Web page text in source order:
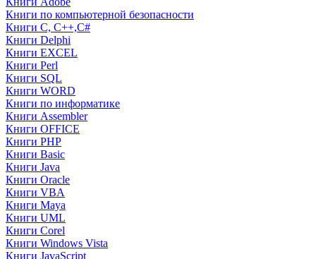
Книги по компьютерной безопасности
Книги C, C++,С#
Книги Delphi
Книги EXCEL
Книги Perl
Книги SQL
Книги WORD
Книги по информатике
Книги Assembler
Книги OFFICE
Книги PHP
Книги Basic
Книги Java
Книги Oracle
Книги VBA
Книги Maya
Книги UML
Книги Corel
Книги Windows Vista
Книги JavaScript